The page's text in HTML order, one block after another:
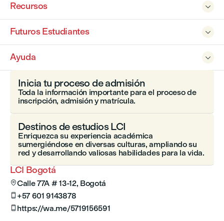

Recursos

Futuros Estudiantes

Ayuda
LCI Bogotá
Calle 77A # 13-12, Bogotá
 +57 601 9143878
 https://wa.me/5719156591
Inicia tu proceso de admisión
Toda la información importante para el proceso de
inscripción, admisión y matrícula.
Destinos de estudios LCI
Enriquezca su experiencia académica
sumergiéndose en diversas culturas, ampliando su
red y desarrollando valiosas habilidades para la vida.